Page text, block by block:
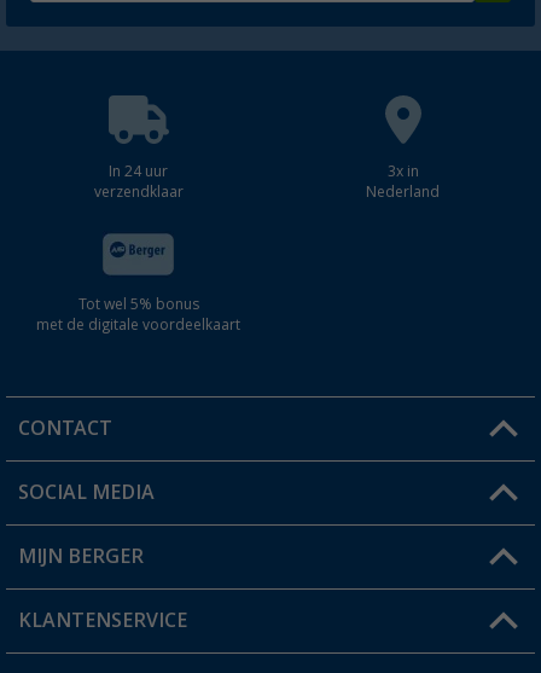
In 24 uur
verzendklaar
3x in
Nederland
Tot wel 5% bonus
met de digitale voordeelkaart
CONTACT
Een vraag?
Winkel vinden
SOCIAL MEDIA
MIJN BERGER
Mijn account
KLANTENSERVICE